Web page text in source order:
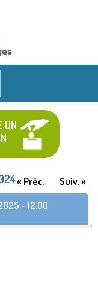
UN
« Préc. Suiv. »
- 12:00